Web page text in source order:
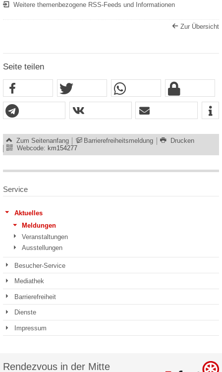
Weitere themenbezogene RSS-Feeds und Informationen
Zur Übersicht
Seite teilen
Zum Seitenanfang Barrierefreiheitsmeldung
Drucken
Webcode: km154277
Service
Aktuelles
Meldungen
Veranstaltungen
Ausstellungen
Besucher-Service
Mediathek
Barrierefreiheit
Dienste
Impressum
Rendezvous in der Mitte